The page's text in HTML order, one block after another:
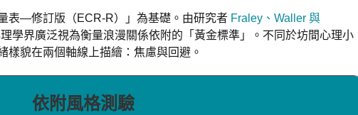
表—修訂版（ECR-R）」為基礎。由研究者 Fraley、Waller 與
學界廣泛視為衡量浪漫關係依附的「黃金標準」。不同於坊間心理小
樣貌在兩個軸線上描繪：焦慮與回避。
依附風格測驗